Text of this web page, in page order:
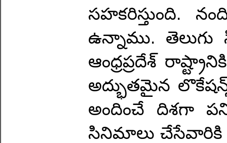
సహకరిస్తుంది.
ఉన్నాము.
ఆంధ్రప్రదేశ్
అద్భుతమైన
అందించే దిశగా పని
సినిమాలు చేసేవారికి